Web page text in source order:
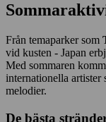
Från temaparker som
vid kusten - Japan
Med sommaren
internationella artister
melodier.
De bästa